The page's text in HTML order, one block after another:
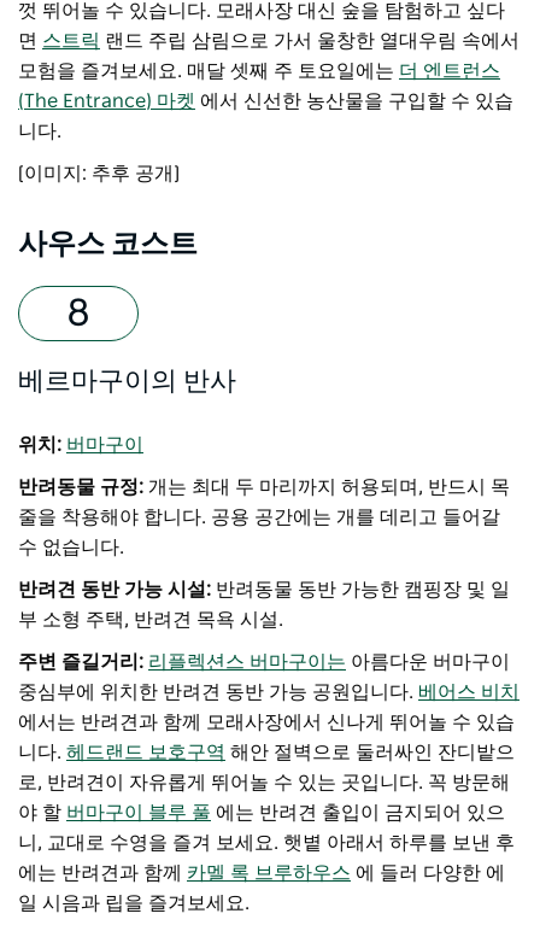
껏 뛰어놀 수 있습니다. 모래사장 대신 숲을 탐험하고 싶다
면 스트릭 랜드 주립 삼림으로 가서 울창한 열대우림 속에서
모험을 즐겨보세요. 매달 셋째 주 토요일에는 더 엔트런스
(The Entrance) 마켓 에서 신선한 농산물을 구입할 수 있습
니다.
[이미지: 추후 공개]
사우스 코스트
베르마구이의 반사
위치: 버마구이
반려동물 규정: 개는 최대 두 마리까지 허용되며, 반드시 목
줄을 착용해야 합니다. 공용 공간에는 개를 데리고 들어갈
수 없습니다.
반려견 동반 가능 시설: 반려동물 동반 가능한 캠핑장 및 일
부 소형 주택, 반려견 목욕 시설.
주변 즐길거리: 리플렉션스 버마구이는 아름다운 버마구이
중심부에 위치한 반려견 동반 가능 공원입니다. 베어스 비치
에서는 반려견과 함께 모래사장에서 신나게 뛰어놀 수 있습
니다. 헤드랜드 보호구역 해안 절벽으로 둘러싸인 잔디밭으
로, 반려견이 자유롭게 뛰어놀 수 있는 곳입니다. 꼭 방문해
야 할 버마구이 블루 풀 에는 반려견 출입이 금지되어 있으
니, 교대로 수영을 즐겨 보세요. 햇볕 아래서 하루를 보낸 후
에는 반려견과 함께 카멜 록 브루하우스 에 들러 다양한 에
일 시음과 립을 즐겨보세요.